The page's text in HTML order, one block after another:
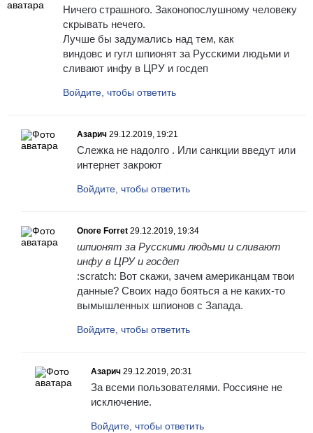
Ничего страшного. Законопослушному человеку
скрывать нечего.
Лучше бы задумались над тем, как
виндовс и гугл шпионят за Русскими людьми и
сливают инфу в ЦРУ и госдеп
Войдите, чтобы ответить
Азарич 29.12.2019, 19:21
Слежка не надолго . Или санкции введут или
интернет закроют
Войдите, чтобы ответить
Onore Forret 29.12.2019, 19:34
шпионят за Русскими людьми и сливают
инфу в ЦРУ и госдеп
:scratch: Вот скажи, зачем американцам твои
данные? Своих надо бояться а не каких-то
вымышленных шпионов с Запада.
Войдите, чтобы ответить
Азарич 29.12.2019, 20:31
За всеми пользователями. Россияне не
исключение.
Войдите, чтобы ответить